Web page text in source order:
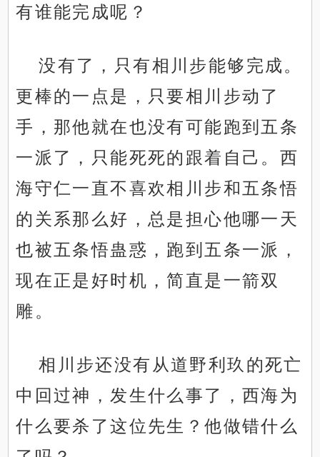
有谁能完成呢？
没有了，只有相川步能够完成。
更棒的一点是，只要相川步动了
手，那他就在也没有可能跑到五条
一派了，只能死死的跟着自己。西
海守仁一直不喜欢相川步和五条悟
的关系那么好，总是担心他哪一天
也被五条悟蛊惑，跑到五条一派，
现在正是好时机，简直是一箭双
雕。
相川步还没有从道野利玖的死亡
中回过神，发生什么事了，西海为
什么要杀了这位先生？他做错什么